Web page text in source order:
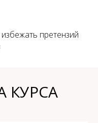
претензий
КУРСА